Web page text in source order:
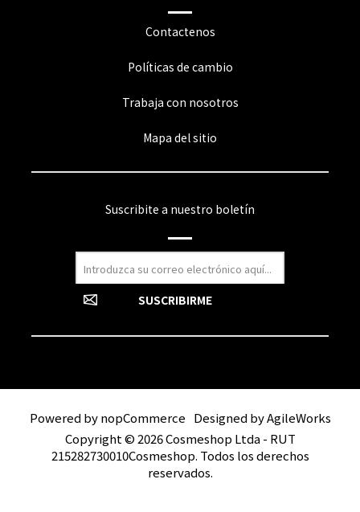
Contactenos
Políticas de cambio
Trabaja con nosotros
Mapa del sitio
Suscribite a nuestro boletín
Powered bynopCommerce Designed byAgileWorks
Copyright © 2026 Cosmeshop Ltda - RUT
215282730010Cosmeshop. Todos los derechos
reservados.